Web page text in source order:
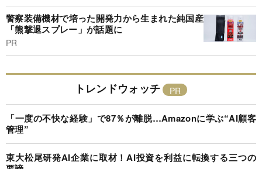
警察装備機材で培った開発力から生まれた純国産
「熊撃退スプレー」が話題に
PR
トレンドウォッチ
「一度の不快な経験」で87％が離脱…Amazonに学ぶ“AI顧客
管理”
東大松尾研発AI企業に取材！AI投資を利益に転換する三つの